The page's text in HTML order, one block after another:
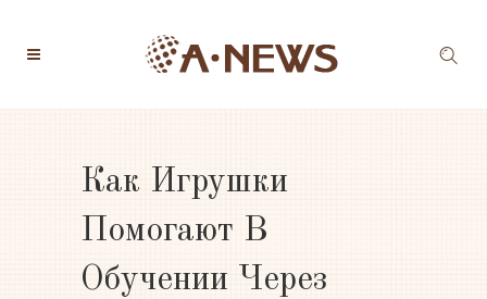
Как Игрушки
Помогают В
Обучении Через